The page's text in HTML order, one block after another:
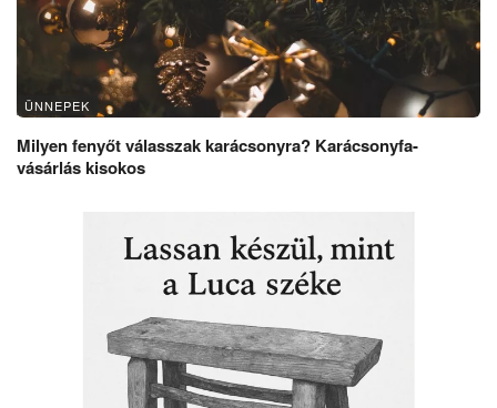
ÜNNEPEK
Milyen fenyőt válasszak karácsonyra? Karácsonyfa-
vásárlás kisokos